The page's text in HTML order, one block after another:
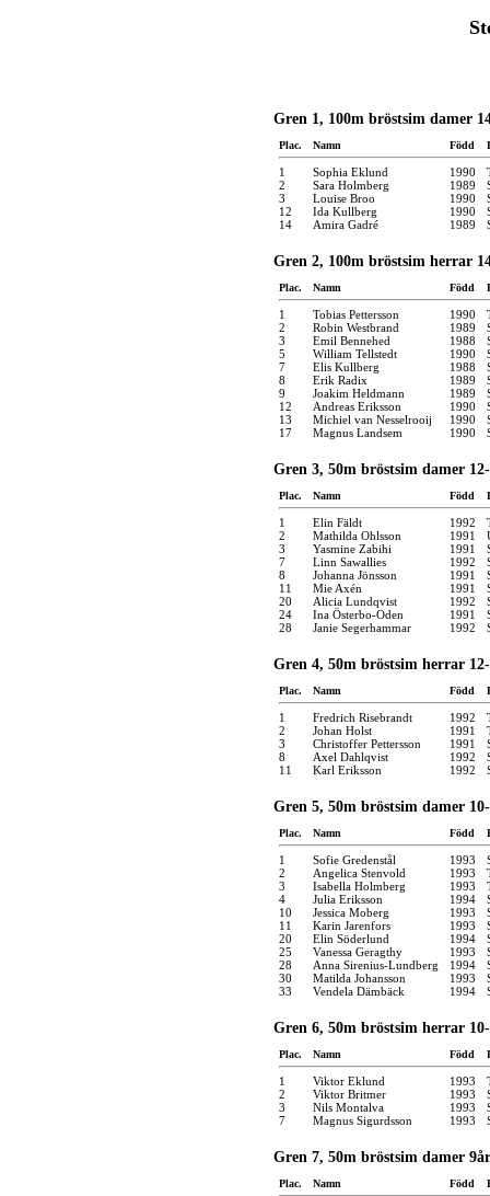
Gren 1, 100m bröstsim damer
Plac. Namn Född
1 Sophia Eklund 1990
2
Sara Holmberg 1989
3
Louise Broo 1990
12
Ida Kullberg 1990
14
Amira Gadré 1989
Gren 2, 100m bröstsim herrar
Plac. Namn Född
1 Tobias Pettersson 1990
2
Robin Westbrand 1989
3
Emil Bennehed 1988
5
William Tellstedt 1990
7
Elis Kullberg 1988
8
Erik Radix 1989
9
Joakim Heldmann 1989
12
Andreas Eriksson 1990
13
Michiel van Nesselrooij 1990
17
Magnus Landsem 1990
Gren 3, 50m bröstsim damer
Plac. Namn Född
1 Elin Fäldt 1992
2
Mathilda Ohlsson 1991
3
Yasmine Zabihi 1991
7
Linn Sawallies 1992
8
Johanna Jönsson 1991
11
Mie Axén 1991
20
Alicia Lundqvist 1992
24
Ina Österbo-Oden 1991
28
Janie Segerhammar 1992
Gren 4, 50m bröstsim herrar
Plac. Namn Född
1 Fredrich Risebrandt 1992
2
Johan Holst 1991
3
Christoffer Pettersson 1991
8
Axel Dahlqvist 1992
11
Karl Eriksson 1992
Gren 5, 50m bröstsim damer
Plac. Namn Född
1 Sofie Gredenstål 1993
2
Angelica Stenvold 1993
3
Isabella Holmberg 1993
4
Julia Eriksson 1994
10
Jessica Moberg 1993
11
Karin Jarenfors 1993
20
Elin Söderlund 1994
25
Vanessa Geragthy 1993
28
Anna Sirenius-Lundberg 1994
30
Matilda Johansson 1993
33
Vendela Dämbäck 1994
Gren 6, 50m bröstsim herrar
Plac. Namn Född
1 Viktor Eklund 1993
2
Viktor Britmer 1993
3
Nils Montalva 1993
7
Magnus Sigurdsson 1993
Gren 7, 50m bröstsim damer
Plac. Namn Född